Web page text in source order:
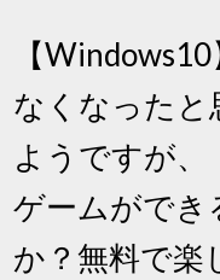
【
なくなったと
ようですが、
ゲームができ
か？無料で楽